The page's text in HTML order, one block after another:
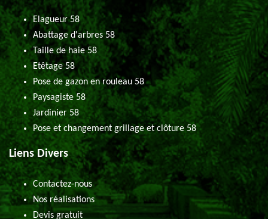
Elagueur 58
Abattage d'arbres 58
Taille de haie 58
Etêtage 58
Pose de gazon en rouleau 58
Paysagiste 58
Jardinier 58
Pose et changement grillage et clôture 58
Liens Divers
Contactez-nous
Nos réalisations
Devis gratuit